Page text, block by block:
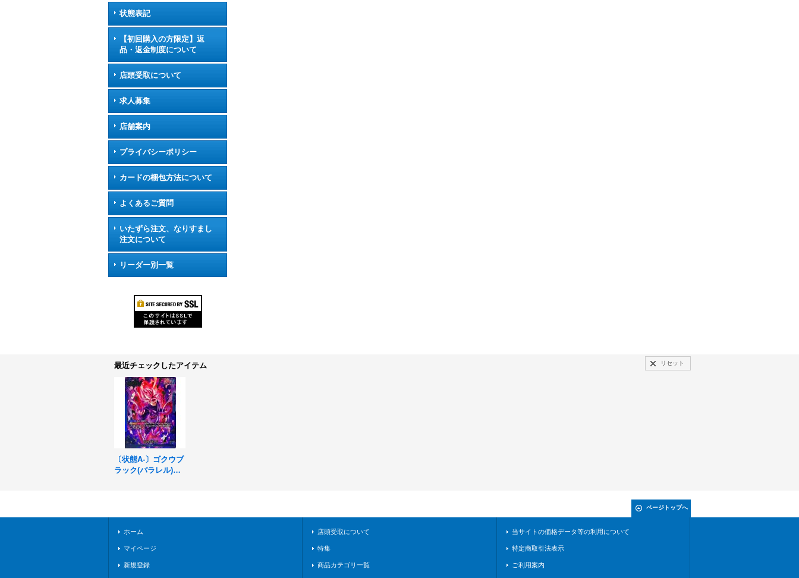
状態表記
【初回購入の方限定】返
品・返金制度について
店頭受取について
求人募集
店舗案内
プライバシーポリシー
カードの梱包方法について
よくあるご質問
いたずら注文、なりすまし
注文について
リーダー別一覧
最近チェックしたアイテム リセット
〔状態A-〕ゴクウブ
ラック(パラレル)【L
ページトップへ
ホーム
マイページ
新規登録
店頭受取について
特集
商品カテゴリ一覧
当サイトの価格データ等の利用について
特定商取引法表示
ご利用案内